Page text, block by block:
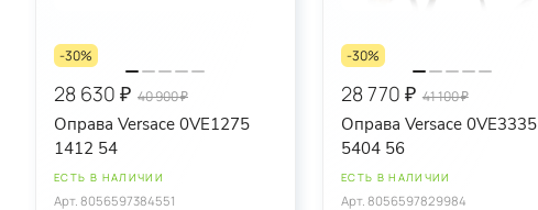
-30%
28 630 ₽ 40 900 ₽
Оправа Versace 0VE1275
1412 54
ЕСТЬ В НАЛИЧИИ
Арт. 8056597384551
-30%
28 770 ₽ 41 100 ₽
Оправа Versace 0VE3335
5404 56
ЕСТЬ В НАЛИЧИИ
Арт. 8056597829984